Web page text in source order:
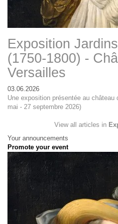
Exposition
(1750-1800) -
Versailles
03.06.2026
Une exposition présentée au château
mai - 27 septembre 2026)
View all articles in
Your announcements
Promote your event